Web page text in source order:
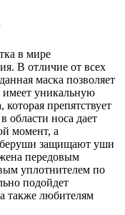
в мире
В отличие от всех
маска позволяет
имеет уникальную
препятствует
области носа дает
момент, а
беруши защищают уши
передовым
уплотнителем по
подойдет
также любителям